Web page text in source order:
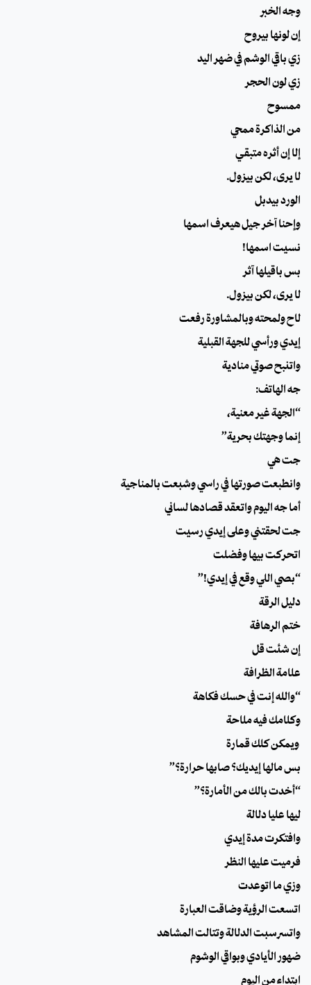
وجه الخبر
إن لونها بيروح
زي باقي الوشم في ضهر اليد
زي لون الحجر
ممسوح
من الذاكرة ممحي
إلا إن أثره متبقي
لا يرى، لكن بيزول.
الورد بيدبل
وإحنا آخر جيل هيعرف اسمها
نسيت اسمها!
بس باقيلها آثر
لا يرى، لكن بيزول.
لاح ولمحته وبالمشاورة رفعت
إيدي ورأسي للجهة القبلية
واتنبح صوتي منادية
جه الهاتف:
“الجهة غير معنية،
إنما وجهتك بحرية”
جت هي
وانطبعت صورتها في راسي وشبعت بالمناجية
أما جه اليوم واتعقد قصادها لساني
جت لحقتني وعلى إيدي رسيت
اتحركت بيها وفضلت
“بصي اللي وقع في إيدي!”
دليل الرقة
ختم الرهافة
إن شئت قل
علامة الظرافة
“والله إنت في حسك فكاهة
وكلامك فيه ملاحة
ويمكن كلك قمارة
بس مالها إيديك؟ صابها حرارة؟”
“أخدت بالك من الأمارة؟”
ليها عليا دلالة
وافتكرت مَدة إيدي
فرميت عليها النظر
وزي ما اتوعدت
اتسعت الرؤية وضاقت العبارة
واتسرسبت الدلالة وتتالت المشاهد
ضهور الأيادي وبواقي الوشوم
ابتداءً من اليوم